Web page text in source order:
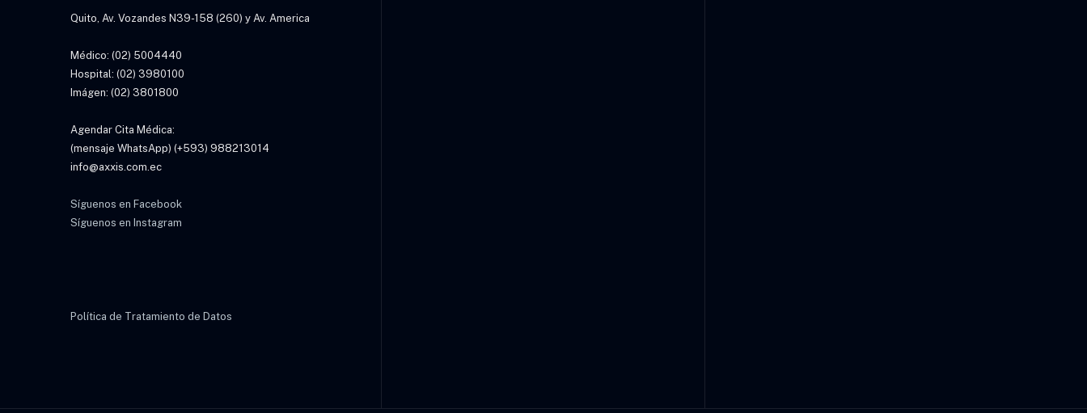
Quito, Av. Vozandes N39-158 (260) y Av. America
Médico: (02) 5004440
Hospital: (02) 3980100
Imágen: (02) 3801800
Agendar Cita Médica:
(mensaje WhatsApp) (+593) 988213014
info@axxis.com.ec
Síguenos en Facebook
Síguenos en Instagram
Política de Tratamiento de Datos